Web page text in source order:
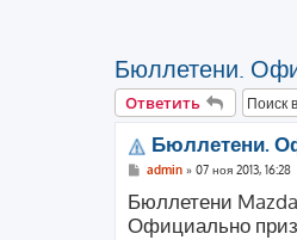
Бюллетени.
Ответить
Бюллетени.
С
о
б
щ
admin» 07 ноя 2013, 16:28
Бюллетени Mazda
Официально